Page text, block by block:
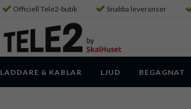
Officiell Tele2-butik Snabba leveranser
LADDARE & KABLAR LJUD BEGAGNAT